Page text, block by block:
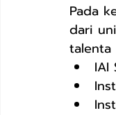
Pada
dari
talenta
IAI